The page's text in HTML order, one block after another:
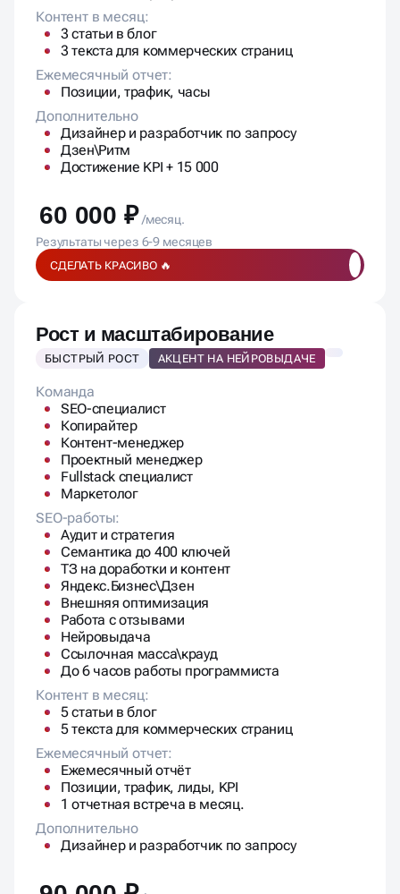
Дополнительно
Дизайнер и разработчик по запросу
Дзен\Ритм
Достижение KPI + 15 000
60 000 ₽
Результаты через 6-9 месяцев
СДЕЛАТЬ КРАСИВО 🔥
Рост и масштабирование
БЫСТРЫЙ РОСТ
Контент-менеджер
Проектный менеджер
Fullstack специалист
Маркетолог
SEO-работы:
Аудит и стратегия
Семантика до 400 ключей
ТЗ на доработки и контент
Яндекс.Бизнес\Дзен
Внешняя оптимизация
Работа с отзывами
Нейровыдача
Ссылочная масса\крауд
До 6 часов работы программиста
Контент в месяц:
5 статьи в блог
5 текста для коммерческих страниц
Ежемесячный отчет:
Ежемесячный отчёт
Позиции, трафик, лиды, KPI
1 отчетная встреча в месяц.
Дополнительно
Дизайнер и разработчик по запросу
90 000 ₽ /месяц.
Результаты через 4-6 месяцев
СДЕЛАТЬ КРАСИВО 🔥